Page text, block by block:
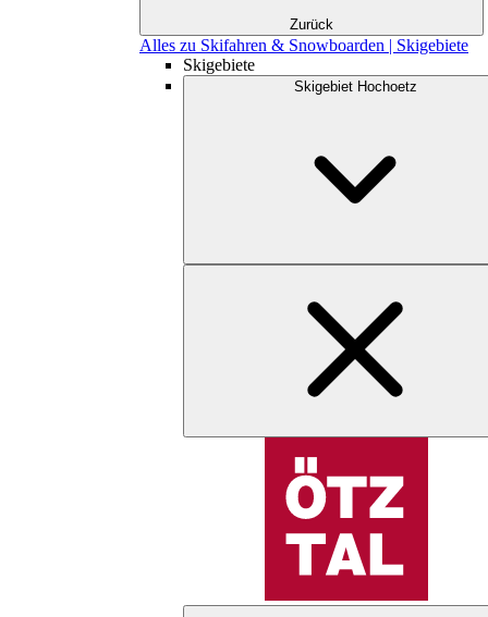
Zurück
Alles zu Skifahren & Snowboarden | Skigebiete
Skigebiete
Skigebiet Hochoetz